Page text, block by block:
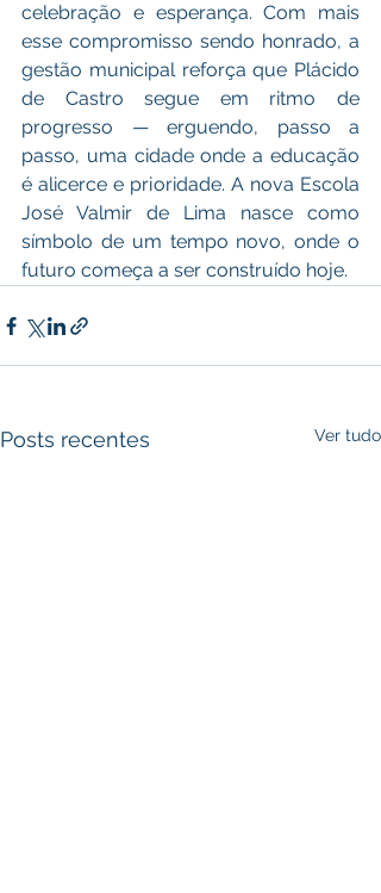
celebração e esperança. Com mais
esse compromisso sendo honrado, a
gestão municipal reforça que Plácido
de Castro segue em ritmo de
progresso — erguendo, passo a
passo, uma cidade onde a educação
é alicerce e prioridade. A nova Escola
José Valmir de Lima nasce como
símbolo de um tempo novo, onde o
futuro começa a ser construído hoje.
Posts recentes Ver tudo